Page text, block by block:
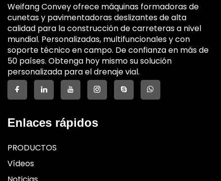
Weifang Convey ofrece máquinas formadoras de
cunetas y pavimentadoras deslizantes de alta
calidad para la construcción de carreteras a nivel
mundial. Personalizadas, multifuncionales y con
soporte técnico en campo. De confianza en más de
50 países. Obtenga hoy mismo su solución
personalizada para el drenaje vial.
Enlaces rápidos
PRODUCTOS
Vídeos